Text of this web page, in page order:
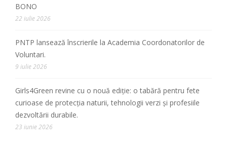
BONO
22 iulie 2026
PNTP lansează înscrierile la Academia Coordonatorilor de
Voluntari.
9 iulie 2026
Girls4Green revine cu o nouă ediție: o tabără pentru fete
curioase de protecția naturii, tehnologii verzi și profesiile
dezvoltării durabile.
23 iunie 2026